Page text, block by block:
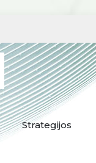
Strategijos